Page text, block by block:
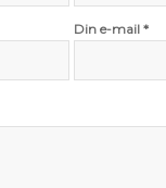
Din e-mail *